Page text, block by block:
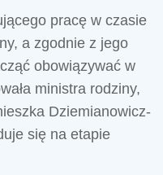
pracę w czasie
a zgodnie z jego
obowiązywać w
ministra rodziny,
Dziemianowicz-
się na etapie